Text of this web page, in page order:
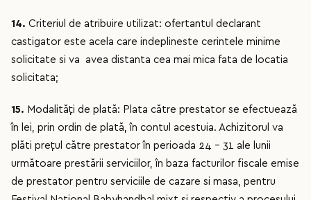
14. Criteriul de atribuire utilizat: ofertantul declarant
castigator este acela care indeplineste cerintele minime
solicitate si va avea distanta cea mai mica fata de locatia
solicitata;
15. Modalități de plată: Plata către prestator se efectuează
în lei, prin ordin de plată, în contul acestuia. Achizitorul va
plăti preţul către prestator în perioada 24 – 31 ale lunii
următoare prestării serviciilor, în baza facturilor fiscale emise
de prestator pentru serviciile de cazare si masa, pentru